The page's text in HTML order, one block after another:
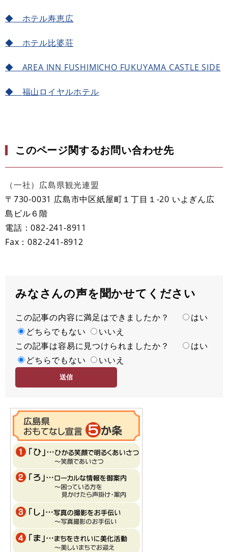
◆ ホテル寿恵広
◆ ホテル比婆荘
◆ AREA INN FUSHIMICHO FUKUYAMA CASTLE SIDE
◆ 福山ロイヤルホテル
このページ関するお問い合わせ先
（一社）広島県観光連盟
〒730-0031 広島市中区紙屋町１丁目１-20 いよぎん広
島ビル６階
電話：082-241-8911
Fax：082-241-8912​
みなさんの声を聞かせてください
満
足
度
この記事の内容に満足はできましたか？
はい
どちらでもない
いいえ
容
易
この記事は容易に見つけられましたか？
はい
どちらでもない
いいえ